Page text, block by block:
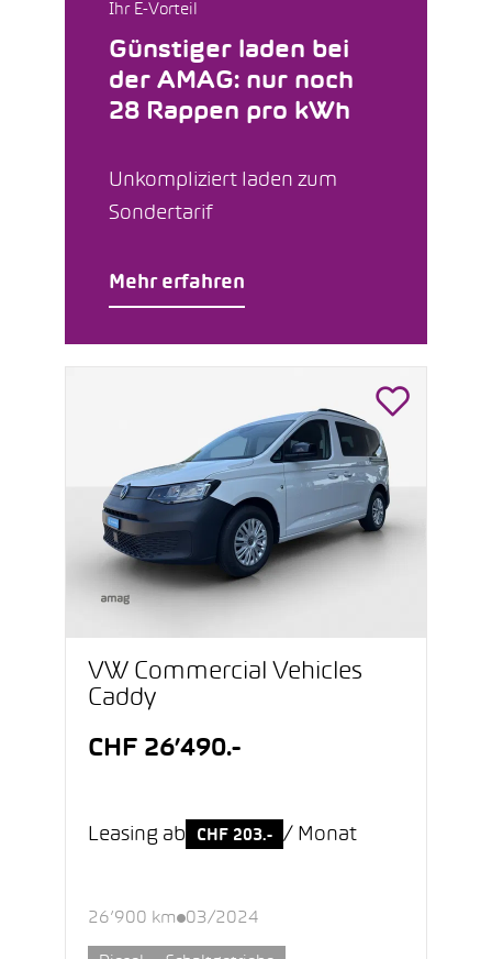
Ihr E-Vorteil
Günstiger laden bei
der AMAG: nur noch
28 Rappen pro kWh
Unkompliziert laden zum
Sondertarif
Mehr erfahren
VW Commercial Vehicles
Caddy
CHF 26’490.-
Leasing ab CHF 203.- / Monat
26’900 km 03/2024